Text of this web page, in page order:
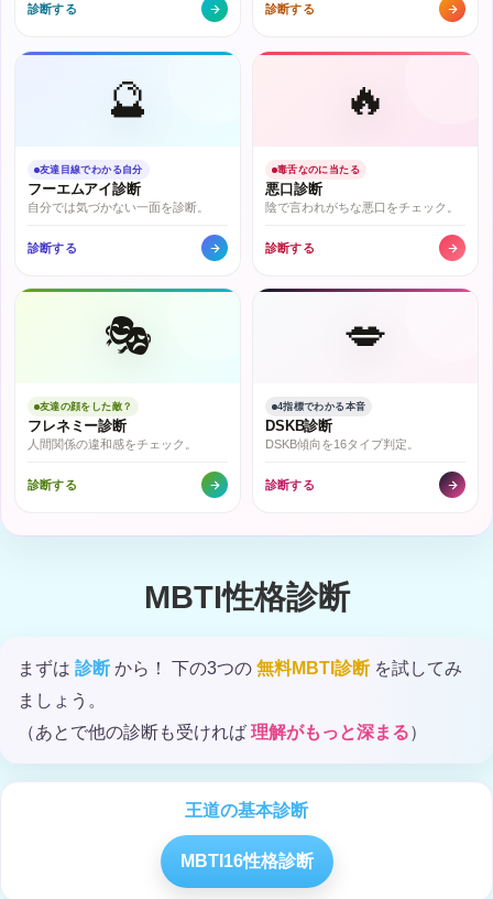
診断する 診断する
🔮
友達目線でわかる自分
フーエムアイ診断
自分では気づかない一面を診断。
診断する
🔥
毒舌なのに当たる
悪口診断
陰で言われがちな悪口をチェック。
診断する
🎭
友達の顔をした敵？
フレネミー診断
人間関係の違和感をチェック。
診断する
💋
4指標でわかる本音
DSKB診断
DSKB傾向を16タイプ判定。
診断する
MBTI性格診断
まずは 診断 から！ 下の3つの 無料MBTI診断を試してみ
ましょう。
（あとで他の診断も受ければ 理解がもっと深まる）
王道の基本診断
MBTI16性格診断